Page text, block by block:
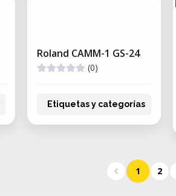
Roland CAMM-1 GS-24
(0)
Etiquetas y categorías
1 2